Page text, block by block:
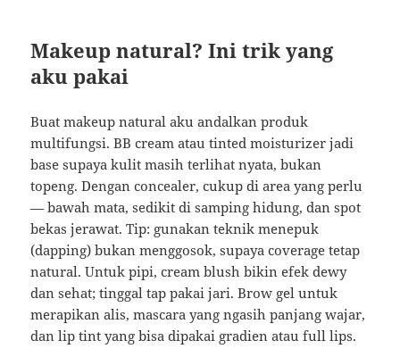
Makeup natural? Ini trik yang
aku pakai
Buat makeup natural aku andalkan produk
multifungsi. BB cream atau tinted moisturizer jadi
base supaya kulit masih terlihat nyata, bukan
topeng. Dengan concealer, cukup di area yang perlu
— bawah mata, sedikit di samping hidung, dan spot
bekas jerawat. Tip: gunakan teknik menepuk
(dapping) bukan menggosok, supaya coverage tetap
natural. Untuk pipi, cream blush bikin efek dewy
dan sehat; tinggal tap pakai jari. Brow gel untuk
merapikan alis, mascara yang ngasih panjang wajar,
dan lip tint yang bisa dipakai gradien atau full lips.